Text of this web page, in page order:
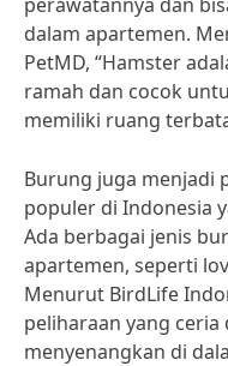
dalam apartemen.
PetMD, “Hamster
ramah dan cocok
memiliki ruang
Burung juga menjadi
populer di Indonesia
Ada berbagai jenis
apartemen, seperti
Menurut BirdLife
peliharaan yang
menyenangkan di